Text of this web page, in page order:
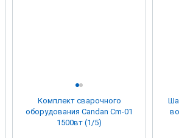
Комплект сварочного
оборудования Candan Cm-01
1500вт (1/5)